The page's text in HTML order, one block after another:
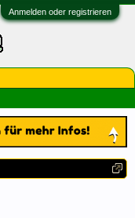
Anmelden oder registrieren